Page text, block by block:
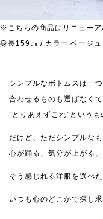
※こちらの商品はリニューア
身長159㎝ / カラー ベージュ
シンプルなボトムスは一つ
合わせるものも選ばなく
”とりあえずこれ”というも
だけど、ただシンプルな
心が踊る、気分が上がる
そう感じれる洋服を選べた
いつも心のどこかで探し